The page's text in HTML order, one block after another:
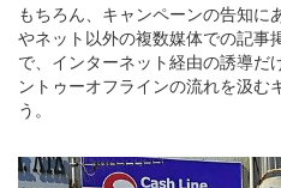
もちろん、キャンペーンの告知
やネット以外の複数媒体での記事
で、インターネット経由の誘導だ
ントゥーオフラインの流れを汲む
う。